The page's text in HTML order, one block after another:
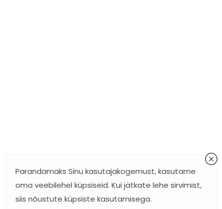
Parandamaks Sinu kasutajakogemust, kasutame
oma veebilehel küpsiseid. Kui jätkate lehe sirvimist,
siis nõustute küpsiste kasutamisega.